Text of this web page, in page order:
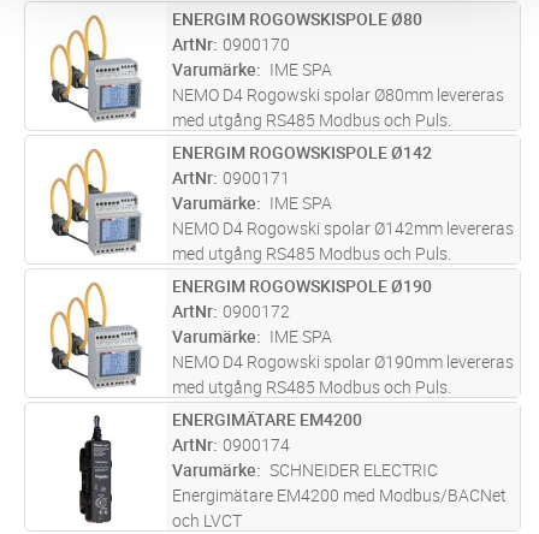
ST Lägg i kundvagn
ENERGIM ROGOWSKISPOLE Ø80
ArtNr 0900170
Varumärke
IME SPA
NEMO D4 Rogowski spolar Ø80mm levereras
med utgång RS485 Modbus och Puls.
ST Lägg i kundvagn
ENERGIM ROGOWSKISPOLE Ø142
ArtNr 0900171
Varumärke
IME SPA
NEMO D4 Rogowski spolar Ø142mm levereras
med utgång RS485 Modbus och Puls.
ST Lägg i kundvagn
ENERGIM ROGOWSKISPOLE Ø190
ArtNr 0900172
Varumärke
IME SPA
NEMO D4 Rogowski spolar Ø190mm levereras
med utgång RS485 Modbus och Puls.
ST Lägg i kundvagn
ENERGIMÄTARE EM4200
ArtNr 0900174
Varumärke
SCHNEIDER ELECTRIC
Energimätare EM4200 med Modbus/BACNet
och LVCT